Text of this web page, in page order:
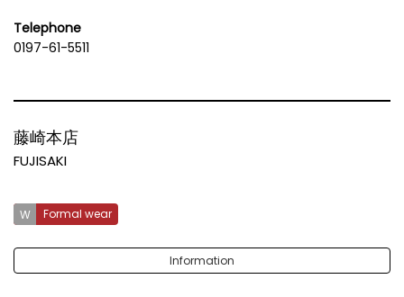
Telephone
0197-61-5511
藤崎本店
FUJISAKI
Formal wear
Information